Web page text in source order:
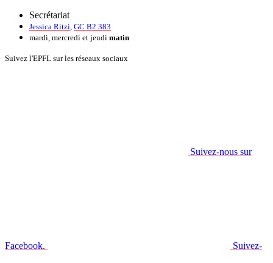
Secrétariat
Jessica Ritzi GC B2 383
mardi, mercredi et jeudi matin
Suivez l'EPFL sur les réseaux sociaux
Suivez-nous sur
Facebook. Suivez-